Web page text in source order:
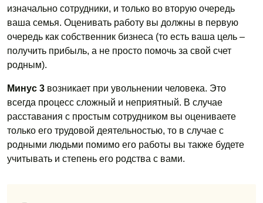
изначально сотрудники, и только во вторую очередь
ваша семья. Оценивать работу вы должны в первую
очередь как собственник бизнеса (то есть ваша цель –
получить прибыль, а не просто помочь за свой счет
родным).
Минус 3 возникает при увольнении человека. Это
всегда процесс сложный и неприятный. В случае
расставания с простым сотрудником вы оцениваете
только его трудовой деятельностью, то в случае с
родными людьми помимо его работы вы также будете
учитывать и степень его родства с вами.